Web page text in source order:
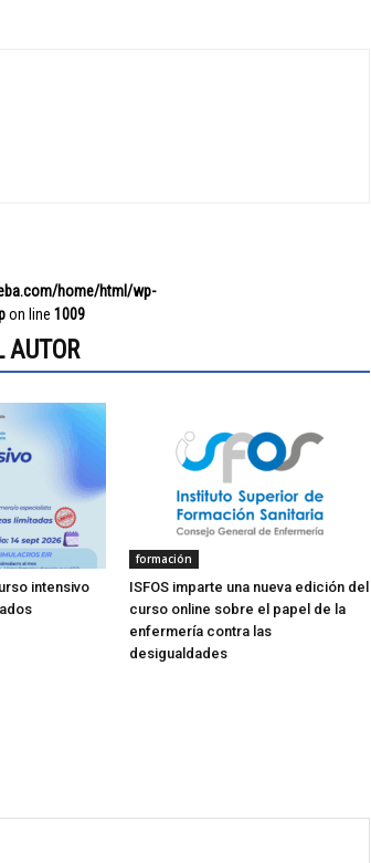
home/html/wp-
on line 1009
AUTOR
intensivo
formación
ISFOS imparte una nueva edición del
curso online sobre el papel de la
enfermería contra las
desigualdades